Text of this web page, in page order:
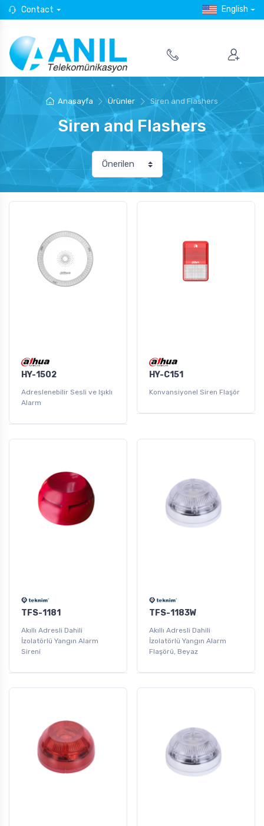
Contact English
Anasayfa Ürünler Siren and Flashers
Siren and Flashers
HY-1502
Adreslenebilir Sesli ve Işıklı
Alarm
HY-C151
Konvansiyonel Siren Flaşör
TFS-1181
Akıllı Adresli Dahili
İzolatörlü Yangın Alarm
Sireni
TFS-1183W
Akıllı Adresli Dahili
İzolatörlü Yangın Alarm
Flaşörü, Beyaz